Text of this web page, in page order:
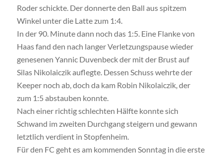
Roder schickte. Der donnerte den Ball aus spitzem
Winkel unter die Latte zum 1:4.
In der 90. Minute dann noch das 1:5. Eine Flanke von
Haas fand den nach langer Verletzungspause wieder
genesenen Yannic Duvenbeck der mit der Brust auf
Silas Nikolaiczik auflegte. Dessen Schuss wehrte der
Keeper noch ab, doch da kam Robin Nikolaiczik, der
zum 1:5 abstauben konnte.
Nach einer richtig schlechten Hälfte konnte sich
Schwand im zweiten Durchgang steigern und gewann
letztlich verdient in Stopfenheim.
Für den FC geht es am kommenden Sonntag in die erste